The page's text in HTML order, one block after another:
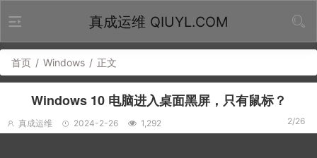
真成运维 QIUYL.COM
首页 / Windows / 正文
Windows 10 电脑进入桌面黑屏，只有鼠标？
真成运维 2024-2-26 1,292 2/26